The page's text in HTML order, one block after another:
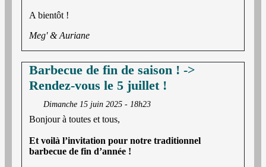
A bientôt !
Meg' & Auriane
Barbecue de fin de saison ! ->
Rendez-vous le 5 juillet !
Dimanche 15 juin 2025 - 18h23
Bonjour à toutes et tous,
Et voilà l’invitation pour notre traditionnel
barbecue de fin d’année !